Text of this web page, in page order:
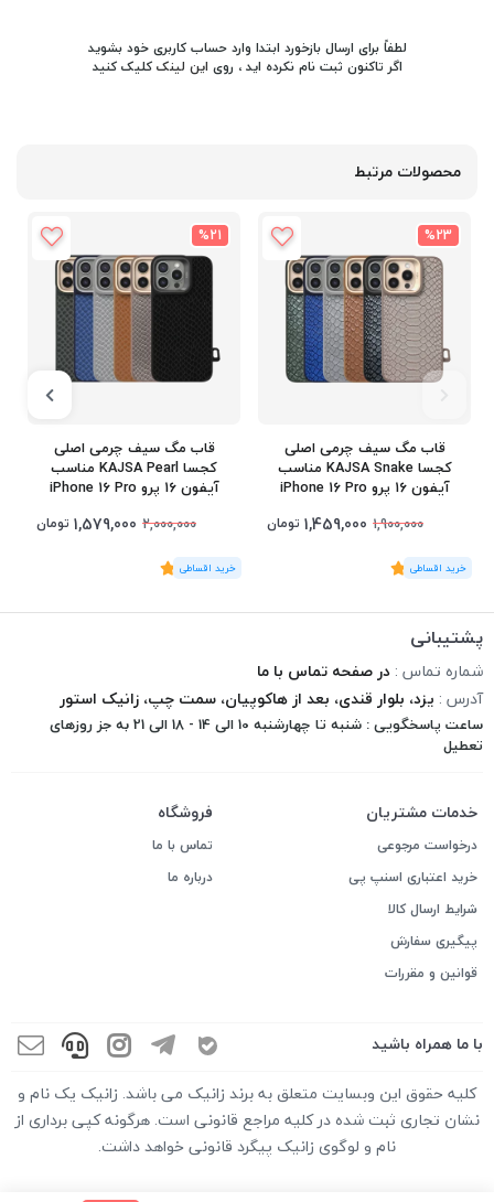
لطفاً برای ارسال بازخورد ابتدا وارد حساب کاربری خود بشوید
اگر تاکنون ثبت نام نکرده اید ، روی این لینک کلیک کنید
محصولات مرتبط
%23
قاب مگ سیف چرمی اصلی
کجسا KAJSA Snake مناسب
آیفون 16 پرو iPhone 16 Pro
1,900,000
1,459,000 تومان
(2 رای)
5
%21
قاب مگ سیف چرمی اصلی
کجسا KAJSA Pearl مناسب
آیفون 16 پرو iPhone 16 Pro
2,000,000
1,579,000 تومان
(2 رای)
5
پشتیبانی
شماره تماس : در صفحه تماس با ما
آدرس : یزد، بلوار قندی، بعد از هاکوپیان، سمت چپ، زانیک استور
ساعت پاسخگویی : شنبه تا چهارشنبه 10 الی 14 - 18 الی 21 به جز روزهای
تعطیل
خدمات مشتریان
درخواست مرجوعی
خرید اعتباری اسنپ پی
شرایط ارسال کالا
پیگیری سفارش
قوانین و مقررات
فروشگاه
تماس با ما
درباره ما
با ما همراه باشید
کلیه حقوق این وبسایت متعلق به برند زانیک می باشد. زانیک یک نام و
نشان تجاری ثبت شده در کلیه مراجع قانونی است. هرگونه کپی برداری از
نام و لوگوی زانیک پیگرد قانونی خواهد داشت.